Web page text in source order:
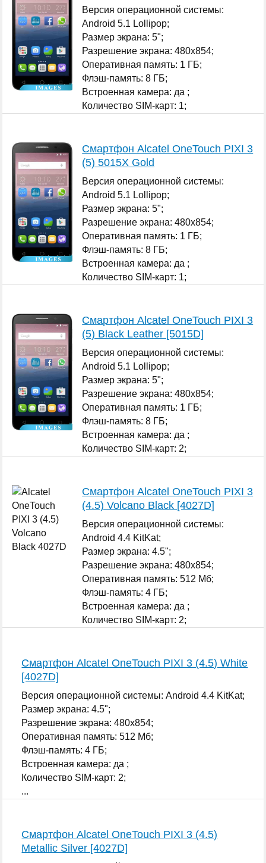
Версия операционной системы:
Android 5.1 Lollipop;
Размер экрана: 5";
Разрешение экрана: 480x854;
Оперативная память: 1 ГБ;
Флэш-память: 8 ГБ;
Встроенная камера: да ;
Количество SIM-карт: 1;
Смартфон Alcatel OneTouch PIXI 3
(5) 5015X Gold
Версия операционной системы:
Android 5.1 Lollipop;
Размер экрана: 5";
Разрешение экрана: 480x854;
Оперативная память: 1 ГБ;
Флэш-память: 8 ГБ;
Встроенная камера: да ;
Количество SIM-карт: 1;
Смартфон Alcatel OneTouch PIXI 3
(5) Black Leather [5015D]
Версия операционной системы:
Android 5.1 Lollipop;
Размер экрана: 5";
Разрешение экрана: 480x854;
Оперативная память: 1 ГБ;
Флэш-память: 8 ГБ;
Встроенная камера: да ;
Количество SIM-карт: 2;
Смартфон Alcatel OneTouch PIXI 3
(4.5) Volcano Black [4027D]
Версия операционной системы:
Android 4.4 KitKat;
Размер экрана: 4.5";
Разрешение экрана: 480x854;
Оперативная память: 512 Мб;
Флэш-память: 4 ГБ;
Встроенная камера: да ;
Количество SIM-карт: 2;
Смартфон Alcatel OneTouch PIXI 3 (4.5) White
[4027D]
Версия операционной системы: Android 4.4 KitKat;
Размер экрана: 4.5";
Разрешение экрана: 480x854;
Оперативная память: 512 Мб;
Флэш-память: 4 ГБ;
Встроенная камера: да ;
Количество SIM-карт: 2;
...
Смартфон Alcatel OneTouch PIXI 3 (4.5)
Metallic Silver [4027D]